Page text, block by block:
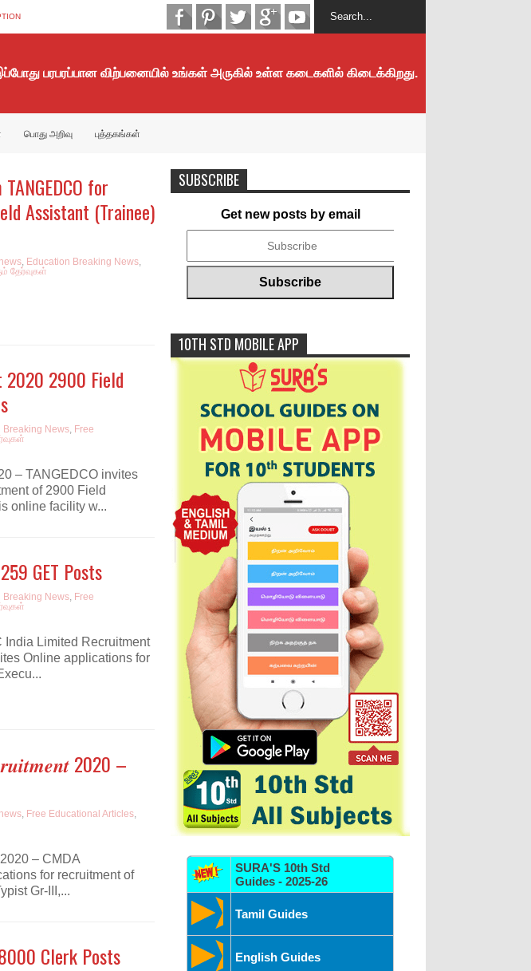
பரபரப்பான விற்பனையில் உங்கள் அருகில் உள்ள கடைகளில் கிடைக்கிறது.
பொது அறிவு புத்தகங்கள்
for
Assistant (Trainee)
, Education Breaking News,
தேர்வுகள்
2020 2900 Field
Breaking News, Free
– TANGEDCO invites
of 2900 Field
online facility w...
GET Posts
Breaking News, Free
India Limited Recruitment
Online applications for
2020 –
, Free Educational Articles,
– CMDA
for recruitment of
Gr-III,...
Clerk Posts
SUBSCRIBE
Get new posts by email
10TH STD MOBILE APP
SURA'S 10th Std
Guides - 2025-26
Tamil Guides
English Guides